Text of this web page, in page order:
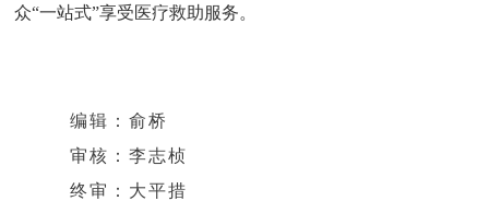
众“一站式”享受医疗救助服务。
编辑：俞桥
审核：李志桢
终审：大平措